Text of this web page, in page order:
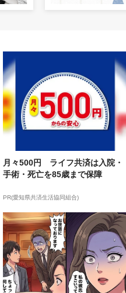
月々500円 ライフ共済は入院・
手術・死亡を85歳まで保障
PR(愛知県共済生活協同組合)